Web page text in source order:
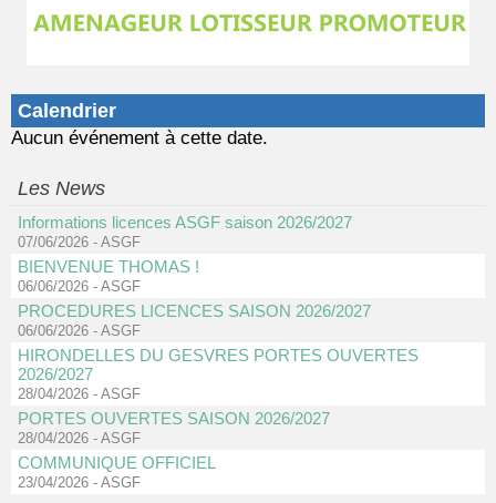
Calendrier
Aucun événement à cette date.
Les News
Informations licences ASGF saison 2026/2027
07/06/2026 - ASGF
BIENVENUE THOMAS !
06/06/2026 - ASGF
PROCEDURES LICENCES SAISON 2026/2027
06/06/2026 - ASGF
HIRONDELLES DU GESVRES PORTES OUVERTES
2026/2027
28/04/2026 - ASGF
PORTES OUVERTES SAISON 2026/2027
28/04/2026 - ASGF
COMMUNIQUE OFFICIEL
23/04/2026 - ASGF